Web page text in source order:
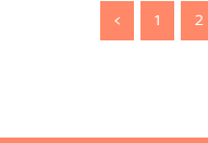
< 1 2